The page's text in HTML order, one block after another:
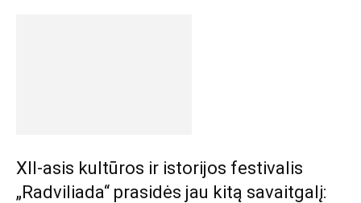
XII-asis kultūros ir istorijos festivalis
„Radviliada“ prasidės jau kitą savaitgalį: